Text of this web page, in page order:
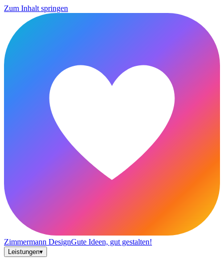
Zum Inhalt springen
Zimmermann DesignGute Ideen, gut gestalten!
Leistungen▾